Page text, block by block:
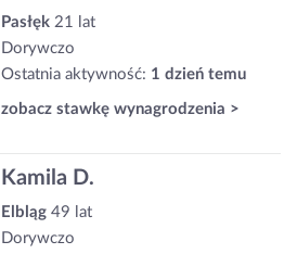
Pasłęk 21 lat
Dorywczo
Ostatnia aktywność: 1 dzień temu
zobacz stawkę wynagrodzenia >
Kamila D.
Elbląg 49 lat
Dorywczo